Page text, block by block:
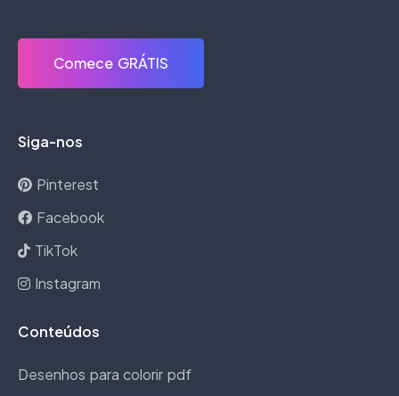
Comece GRÁTIS
Siga-nos
Pinterest
Facebook
TikTok
Instagram
Conteúdos
Desenhos para colorir pdf